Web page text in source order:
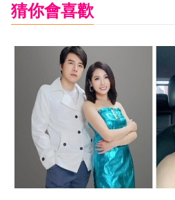
猜你會喜歡